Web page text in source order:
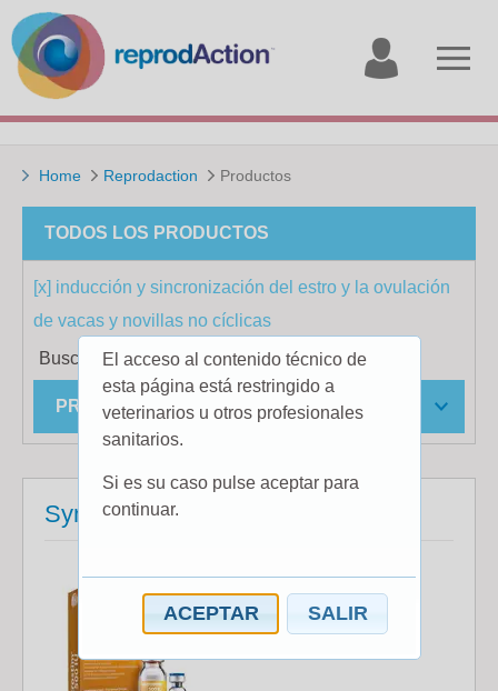
account
Home Reprodaction Productos
TODOS LOS PRODUCTOS
[x] inducción y sincronización del estro y la ovulación
de vacas y novillas no cíclicas
Buscar por
PRINCIPIO ACTIVO
Syncrostim 500
El acceso al contenido técnico de
esta página está restringido a
veterinarios u otros profesionales
sanitarios.
Si es su caso pulse aceptar para
continuar.
ACEPTAR SALIR